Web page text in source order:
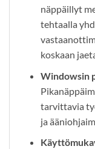
näppäillyt
tehtaalla
koskaan
Windowsin
tarvittavia
ja